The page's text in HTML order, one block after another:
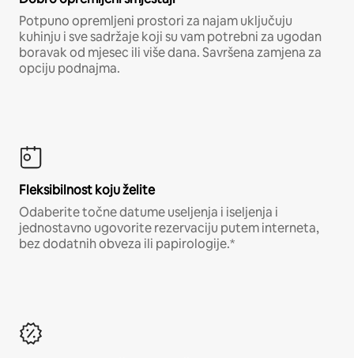
Potpuno opremljeni prostori za najam uključuju
kuhinju i sve sadržaje koji su vam potrebni za ugodan
boravak od mjesec ili više dana. Savršena zamjena za
opciju podnajma.
Fleksibilnost koju želite
Odaberite točne datume useljenja i iseljenja i
jednostavno ugovorite rezervaciju putem interneta,
bez dodatnih obveza ili papirologije.*